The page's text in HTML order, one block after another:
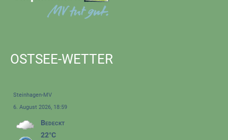
OSTSEE-WETTER
Steinhagen-MV
6. August 2026, 18:59
Bedeckt
22°C